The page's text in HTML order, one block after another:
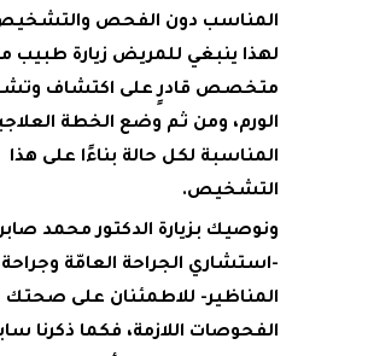
المناسب دون الفحص والتشخيص
لهذا ينبغي للمريض زيارة طبيب
متخصص قادرٍ على اكتشاف
الورم، ومن ثم وضع الخطة
المناسبة لكل حالة بناءًا على هذا
التشخيص.
ونوصيك بزيارة الدكتور محمد صابر
-استشاري الجراحة العامّة وجراحة
المناظير- للاطمئنان على
الفحوصات اللازمة، فكما ذكرنا